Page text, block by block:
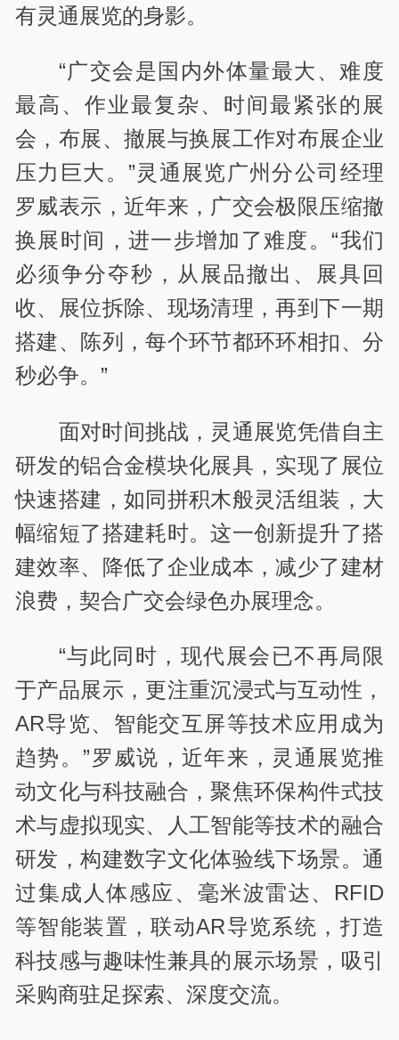
有灵通展览的身影。
“广交会是国内外体量最大、难度
最高、作业最复杂、时间最紧张的展
会，布展、撤展与换展工作对布展企业
压力巨大。”灵通展览广州分公司经理
罗威表示，近年来，广交会极限压缩撤
换展时间，进一步增加了难度。“我们
必须争分夺秒，从展品撤出、展具回
收、展位拆除、现场清理，再到下一期
搭建、陈列，每个环节都环环相扣、分
秒必争。”
面对时间挑战，灵通展览凭借自主
研发的铝合金模块化展具，实现了展位
快速搭建，如同拼积木般灵活组装，大
幅缩短了搭建耗时。这一创新提升了搭
建效率、降低了企业成本，减少了建材
浪费，契合广交会绿色办展理念。
“与此同时，现代展会已不再局限
于产品展示，更注重沉浸式与互动性，
AR导览、智能交互屏等技术应用成为
趋势。”罗威说，近年来，灵通展览推
动文化与科技融合，聚焦环保构件式技
术与虚拟现实、人工智能等技术的融合
研发，构建数字文化体验线下场景。通
过集成人体感应、毫米波雷达、RFID
等智能装置，联动AR导览系统，打造
科技感与趣味性兼具的展示场景，吸引
采购商驻足探索、深度交流。